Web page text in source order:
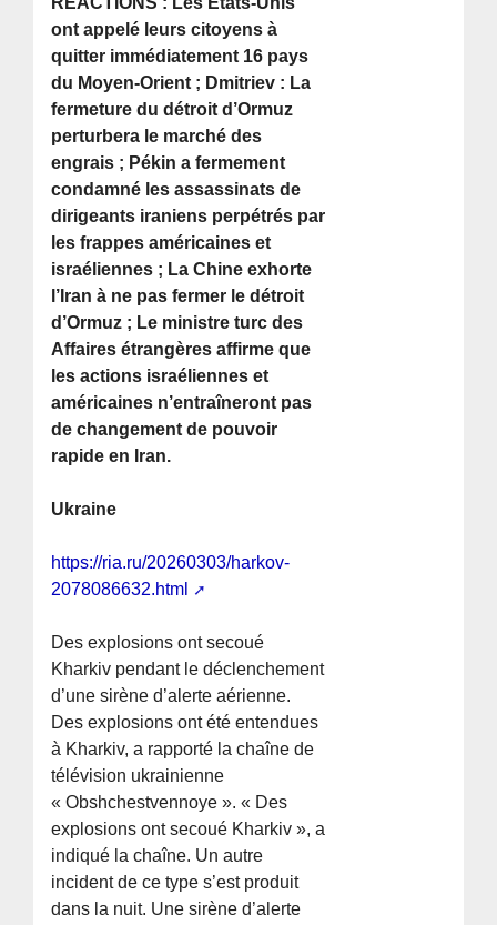
ont appelé leurs citoyens à
quitter immédiatement 16 pays
du Moyen-Orient ; Dmitriev : La
fermeture du détroit d’Ormuz
perturbera le marché des
engrais ; Pékin a fermement
condamné les assassinats de
dirigeants iraniens perpétrés par
les frappes américaines et
israéliennes ; La Chine exhorte
l’Iran à ne pas fermer le détroit
d’Ormuz ; Le ministre turc des
Affaires étrangères affirme que
les actions israéliennes et
américaines n’entraîneront pas
de changement de pouvoir
rapide en Iran.
Ukraine
https://ria.ru/20260303/harkov-
2078086632.html
Des explosions ont secoué
Kharkiv pendant le déclenchement
d’une sirène d’alerte aérienne.
Des explosions ont été entendues
à Kharkiv, a rapporté la chaîne de
télévision ukrainienne
« Obshchestvennoye ». « Des
explosions ont secoué Kharkiv », a
indiqué la chaîne. Un autre
incident de ce type s’est produit
dans la nuit. Une sirène d’alerte